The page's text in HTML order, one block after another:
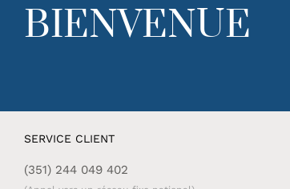
BIENVENUE
SERVICE CLIENT
(351) 244 049 402